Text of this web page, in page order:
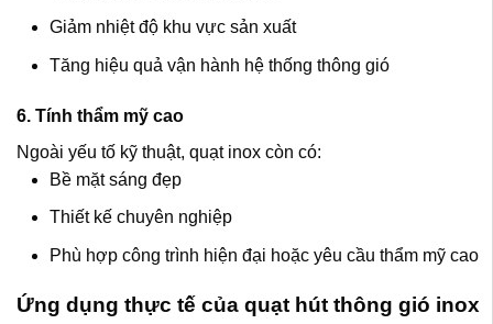
Giảm nhiệt độ khu vực sản xuất
Tăng hiệu quả vận hành hệ thống thông gió
6. Tính thẩm mỹ cao
Ngoài yếu tố kỹ thuật, quạt inox còn có:
Bề mặt sáng đẹp
Thiết kế chuyên nghiệp
Phù hợp công trình hiện đại hoặc yêu cầu thẩm mỹ cao
Ứng dụng thực tế của quạt hút thông gió inox